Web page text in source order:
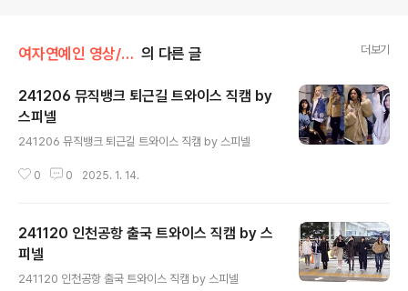
여자연예인 영상/트와이스 의 다른 글 더보기
241206 뮤직뱅크 퇴근길 트와이스 직캠 by
스피넬
241206 뮤직뱅크 퇴근길 트와이스 직캠 by 스피넬
0 0 2025. 1. 14.
241120 인천공항 출국 트와이스 직캠 by 스
피넬
241120 인천공항 출국 트와이스 직캠 by 스피넬